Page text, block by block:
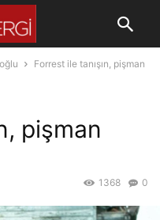
Forrest ile tanışın, pişman
pişman
0
1368